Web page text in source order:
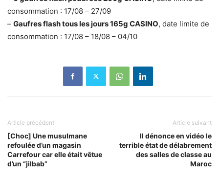
consommation : 17/08 – 27/09
– Gaufres flash tous les jours 165g CASINO, date limite de
consommation : 17/08 – 18/08 – 04/10
Article précédent
[Choc] Une musulmane
refoulée d’un magasin
Carrefour car elle était vêtue
d’un “jilbab”
Article suivant
Il dénonce en vidéo le
terrible état de délabrement
des salles de classe au
Maroc